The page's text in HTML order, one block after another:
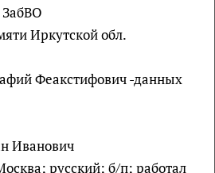
ЗабВО
Иркутской обл.
Феакстифович -данных
Иванович
русский; б/п; работал